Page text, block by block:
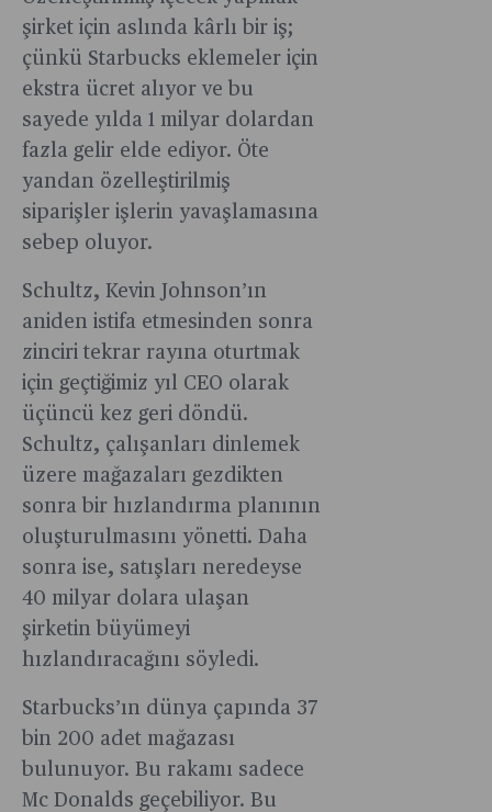
şirket için aslında kârlı bir iş;
çünkü Starbucks eklemeler için
ekstra ücret alıyor ve bu
sayede yılda 1 milyar dolardan
fazla gelir elde ediyor. Öte
yandan özelleştirilmiş
siparişler işlerin yavaşlamasına
sebep oluyor.
Schultz, Kevin Johnson’ın
aniden istifa etmesinden sonra
zinciri tekrar rayına oturtmak
için geçtiğimiz yıl CEO olarak
üçüncü kez geri döndü.
Schultz, çalışanları dinlemek
üzere mağazaları gezdikten
sonra bir hızlandırma planının
oluşturulmasını yönetti. Daha
sonra ise, satışları neredeyse
40 milyar dolara ulaşan
şirketin büyümeyi
hızlandıracağını söyledi.
Starbucks’ın dünya çapında 37
bin 200 adet mağazası
bulunuyor. Bu rakamı sadece
Mc Donalds geçebiliyor. Bu